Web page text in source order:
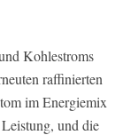
Kohlestroms
raffinierten
im Energiemix
und die